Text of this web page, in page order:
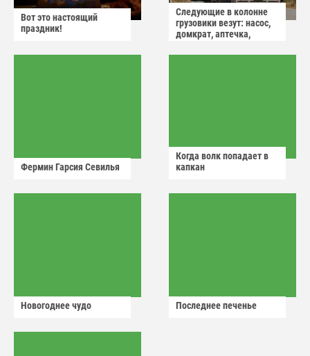
Вот это настоящий
праздник!
Следующие в колонне
грузовики везут: насос,
домкрат, аптечка,
Фермин Гарсия Севилья
Когда волк попадает в
капкан
Новогоднее чудо Последнее печенье